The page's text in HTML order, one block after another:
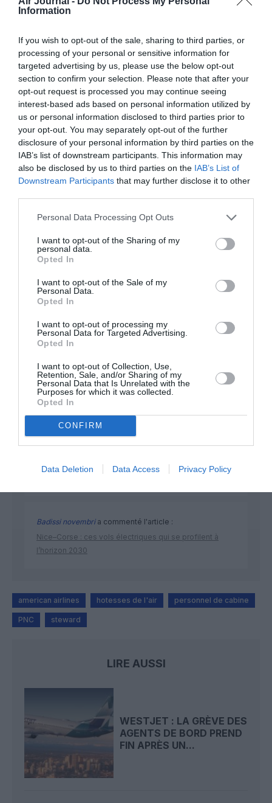
Information
If you wish to opt-out of the sale, sharing to third parties, or
processing of your personal or sensitive information for
targeted advertising by us, please use the below opt-out
section to confirm your selection. Please note that after your
opt-out request is processed you may continue seeing
interest-based ads based on personal information utilized by
us or personal information disclosed to third parties prior to
your opt-out. You may separately opt-out of the further
disclosure of your personal information by third parties on the
IAB’s list of downstream participants. This information may
also be disclosed by us to third parties on the IAB’s List of
Downstream Participants that may further disclose it to other
Personal Data Processing Opt Outs
I want to opt-out of the Sharing of my
personal data.
Opted In
I want to opt-out of the Sale of my
Personal Data.
Opted In
I want to opt-out of processing my
Personal Data for Targeted Advertising.
Opted In
I want to opt-out of Collection, Use,
Retention, Sale, and/or Sharing of my
Personal Data that Is Unrelated with the
Purposes for which it was collected.
Opted In
CONFIRM
Data Deletion Data Access Privacy Policy
min
Ça c’est de que l’on appelle de la contribution active.. ..et AJ
publié ça!
RÉPONDRE
LAISSER UN COMMENTAIRE
Appel aux lecteurs !
Soutenez Air Journal participez
à son
DERNIERS COMMENTAIRES
Mathématiquesa commenté l'article :
19 h 23 sans escale : le Boeing 777F de National
Badissi novembria commenté l'article :
Nice–Corse : ces vols électriques qui se profilent à
l’horizon 2030
american airlines hotesses de l'air personnel de cabine
PNC steward
LIRE AUSSI
WESTJET : LA GRÈVE DES
AGENTS DE BORD PREND
FIN APRÈS UN...